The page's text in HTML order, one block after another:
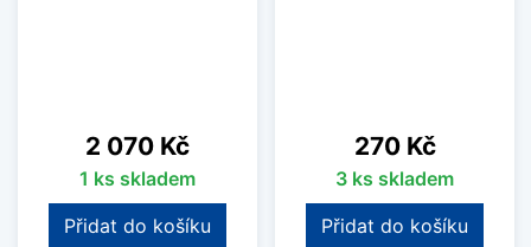
Cena
2 070 Kč
1 ks skladem
Přidat do košíku
Cena
270 Kč
3 ks skladem
Přidat do košíku